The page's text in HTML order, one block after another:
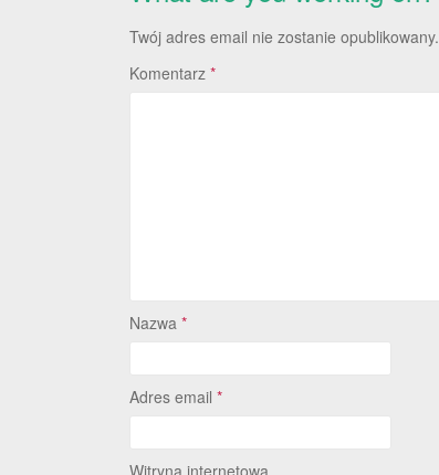
Twój adres email nie zostanie opublikowany.
Komentarz *
Nazwa *
Adres email *
Witryna internetowa